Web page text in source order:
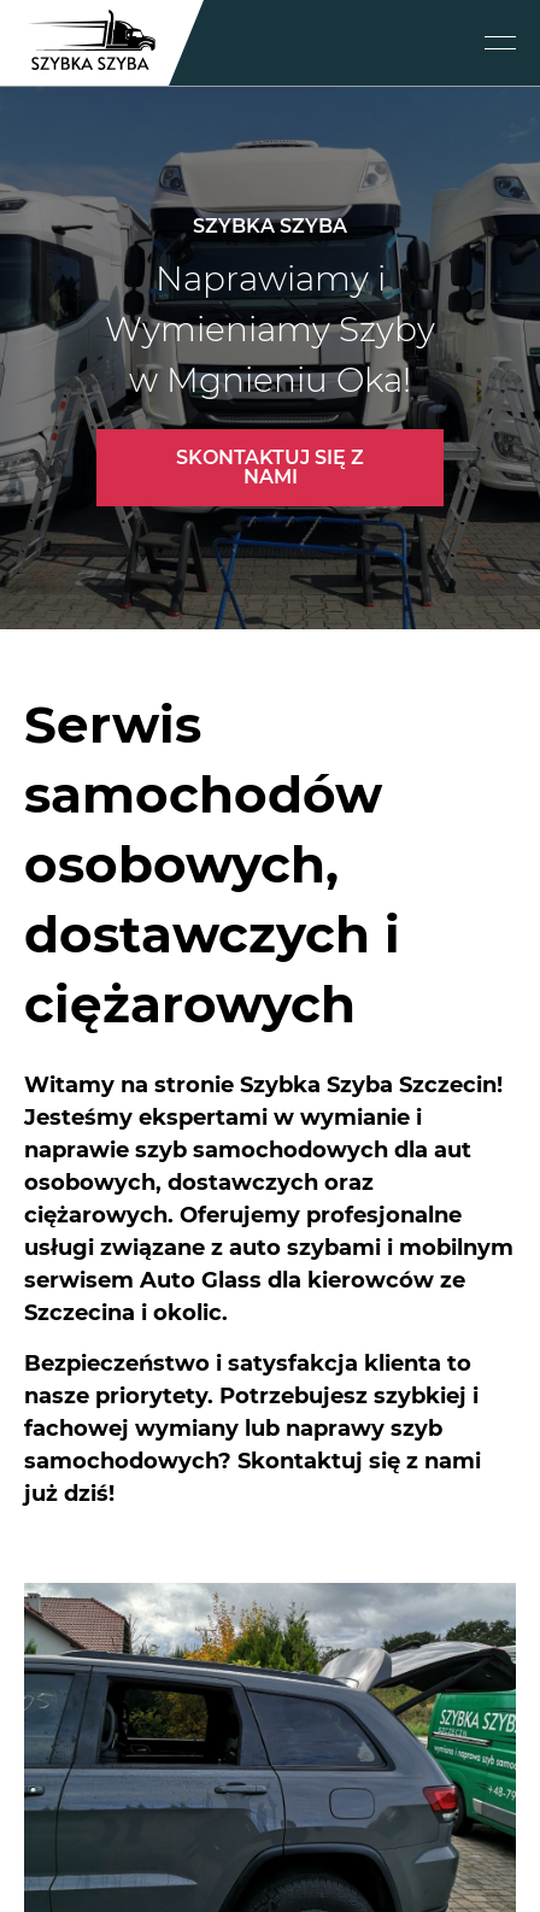
SZYBKA SZYBA
Naprawiamy i
Wymieniamy Szyby
w Mgnieniu Oka!
SKONTAKTUJ SIĘ Z
NAMI
Serwis
samochodów
osobowych,
dostawczych i
ciężarowych
Witamy na stronie Szybka Szyba Szczecin!
Jesteśmy ekspertami w wymianie i
naprawie szyb samochodowych dla aut
osobowych, dostawczych oraz
ciężarowych. Oferujemy profesjonalne
usługi związane z auto szybami i mobilnym
serwisem Auto Glass dla kierowców ze
Szczecina i okolic.
Bezpieczeństwo i satysfakcja klienta to
nasze priorytety. Potrzebujesz szybkiej i
fachowej wymiany lub naprawy szyb
samochodowych? Skontaktuj się z nami
już dziś!